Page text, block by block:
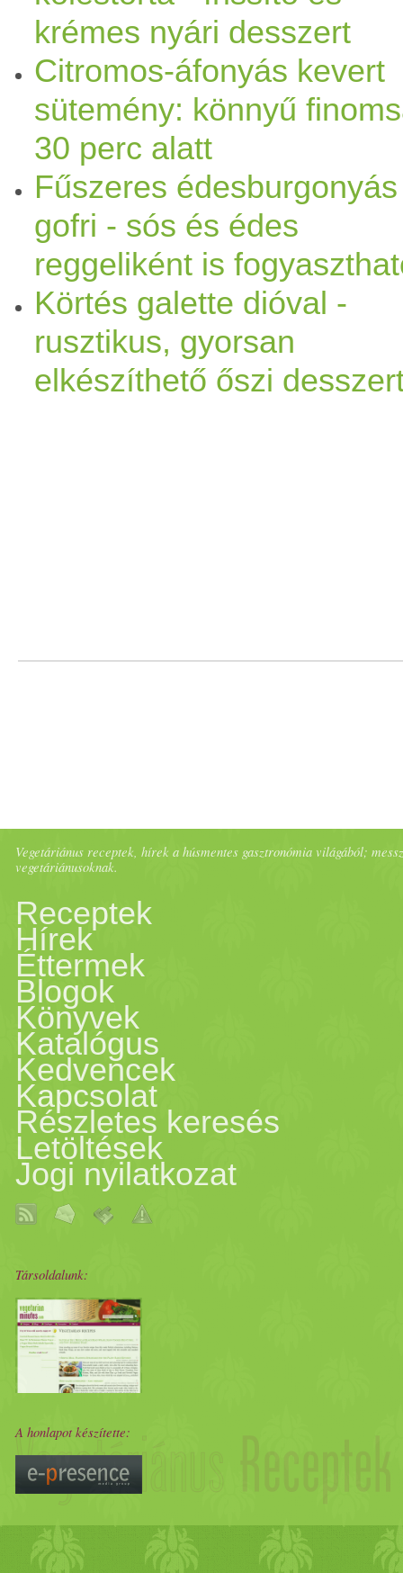
krémes nyári desszert
Citromos-áfonyás kevert
sütemény: könnyű
30 perc alatt
Fűszeres édesburgonyás
gofri - sós és édes
reggeliként is
Körtés galette dióval -
rusztikus, gyorsan
elkészíthető őszi
Vegetáriánus receptek, hírek a húsmentes gasztronómia világából;
vegetáriánusoknak.
Receptek
Hírek
Éttermek
Blogok
Könyvek
Katalógus
Kedvencek
Kapcsolat
Részletes keresés
Letöltések
Jogi nyilatkozat
Társoldalunk:
A honlapot készítette: